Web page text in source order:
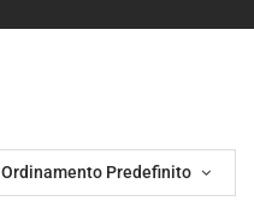
Ordinamento Predefinito